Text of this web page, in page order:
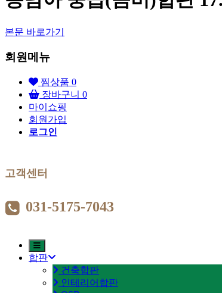
본문 바로가기
회원메뉴
찜상품 0
장바구니 0
마이쇼핑
회원가입
로그인
고객센터
031-5175-7043
합판
건축합판
인테리어합판